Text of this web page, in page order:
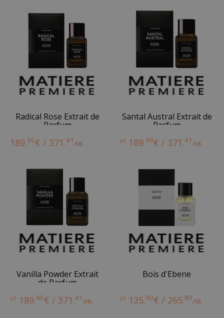
Radical Rose Extrait de
Parfum
189.90€ / 371.41лв.
Santal Austral Extrait de
Parfum
от 189.90€ / 371.41лв.
Vanilla Powder Extrait
de Parfum
от 189.90€ / 371.41лв.
Bois d'Ebene
от 135.90€ / 265.80лв.